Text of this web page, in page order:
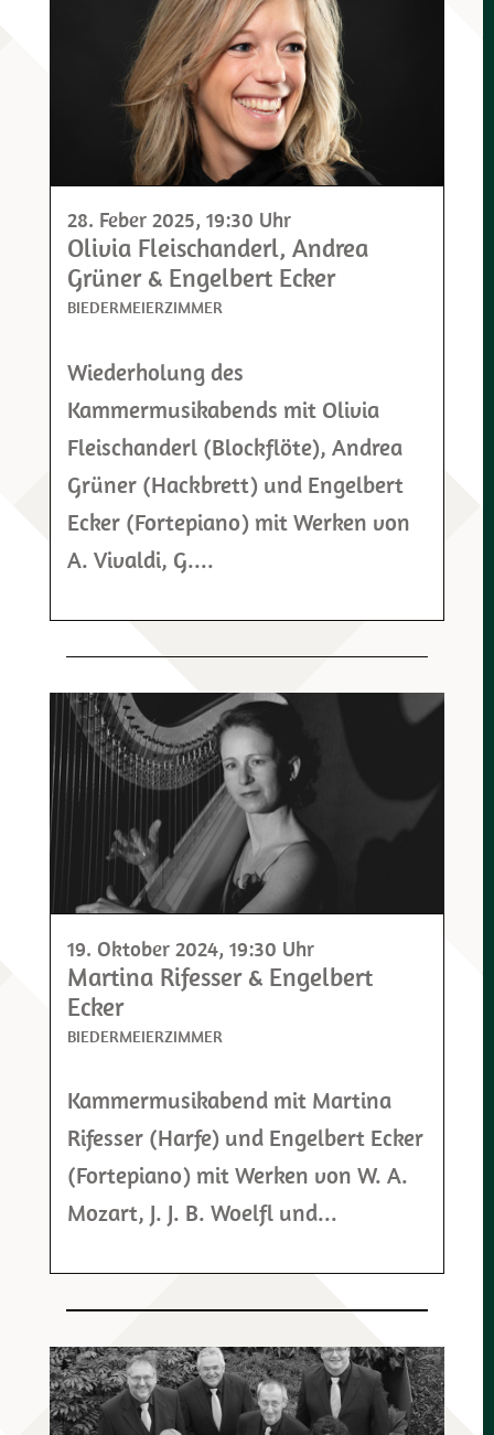
28. Feber 2025, 19:30 Uhr
Olivia Fleischanderl, Andrea
Grüner & Engelbert Ecker
BIEDERMEIERZIMMER
Wiederholung des
Kammermusikabends mit Olivia
Fleischanderl (Blockflöte), Andrea
Grüner (Hackbrett) und Engelbert
Ecker (Fortepiano) mit Werken von
A. Vivaldi, G....
19. Oktober 2024, 19:30 Uhr
Martina Rifesser & Engelbert
Ecker
BIEDERMEIERZIMMER
Kammermusikabend mit Martina
Rifesser (Harfe) und Engelbert Ecker
(Fortepiano) mit Werken von W. A.
Mozart, J. J. B. Woelfl und...